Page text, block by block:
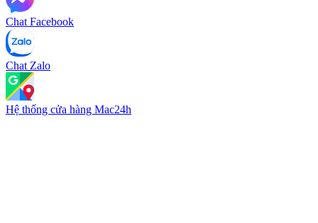
Chat Facebook
Chat Zalo
Hệ thống cửa hàng Mac24h